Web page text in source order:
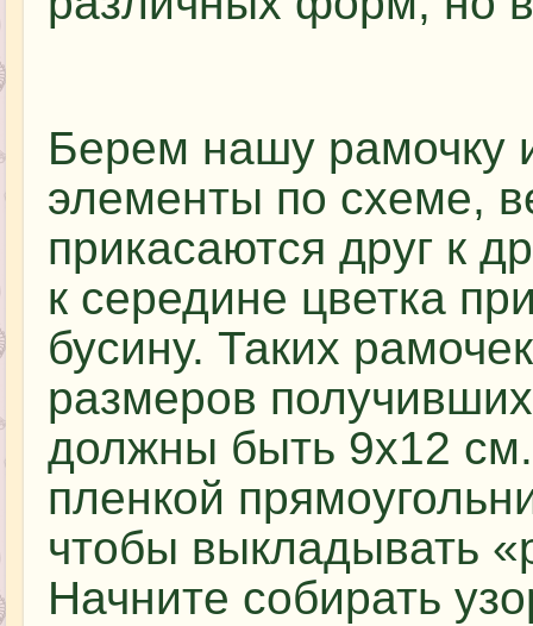
Берем нашу рамочку
элементы по схеме,
прикасаются друг к
к середине цветка
бусину. Таких
размеров
должны быть 9х12
пленкой
чтобы выкладывать
Начните собирать